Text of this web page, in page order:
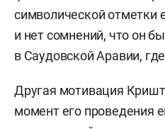
символической отметки
и нет сомнений, что он
в Саудовской Аравии,
Другая мотивация
момент его проведения